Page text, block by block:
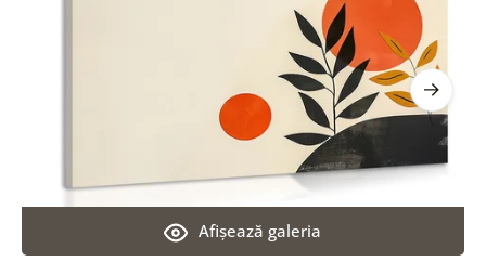
Afişează galeria